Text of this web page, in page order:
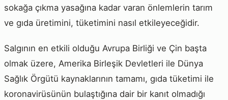
sokağa çıkma yasağına kadar varan önlemlerin tarım
ve gıda üretimini, tüketimini nasıl etkileyeceğidir.
Salgının en etkili olduğu Avrupa Birliği ve Çin başta
olmak üzere, Amerika Birleşik Devletleri ile Dünya
Sağlık Örgütü kaynaklarının tamamı, gıda tüketimi ile
koronavirüsünün bulaştığına dair bir kanıt olmadığı